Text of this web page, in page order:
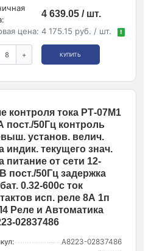
4 639.05 / шт.
цена: 4 175.15 руб. / шт. !
+ КУПИТЬ
контроля тока РТ-07М1
пост./50Гц контроль
установ. велич.
индик. текущего знач.
питание от сети 12-
пост./50Гц задержка
0.32-600с ток
исп. реле 8А 1п
Реле и Автоматика
02837486
A8223-02837486